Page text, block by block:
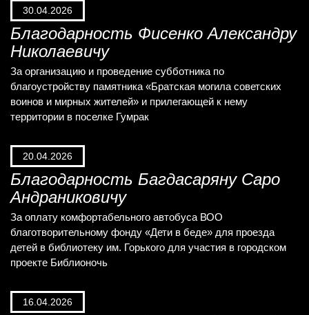
30.04.2026
Благодарность Фисенко Александру
Николаевичу
За организацию и проведение субботника по
благоустройству памятника «Братская могила советских
воинов и мирных жителей» и прилегающей к нему
территории в поселке Гумрак
20.04.2026
Благодарность Багдасаряну Саро
Андраниковичу
За оплату комфортабельного автобуса ВОО
благотворительному фонду «Дети в беде» для проезда
детей в библиотеку им. Горького для участия в городском
проекте Библионочь
16.04.2026